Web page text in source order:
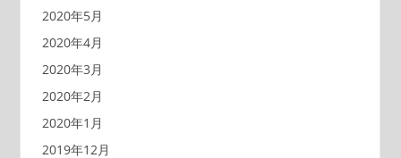
2020年5月
2020年4月
2020年3月
2020年2月
2020年1月
2019年12月